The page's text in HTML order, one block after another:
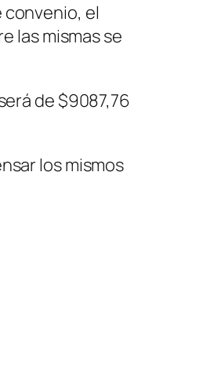
convenio, el
las mismas se
de $9087,76
los mismos